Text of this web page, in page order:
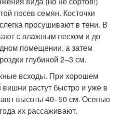
посев семян. Косточки
просушивают в тени. В
с влажным песком и до
помещении, а затем
глубиной 2–3 см.
всходы. При хорошем
растут быстро и уже в
высоты 40–50 см. Осенью
их рассаживают.